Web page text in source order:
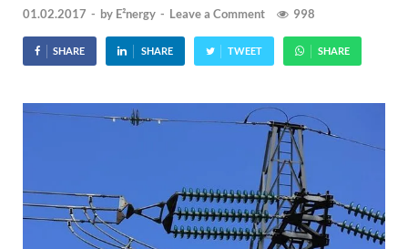
01.02.2017 - by E²nergy - Leave a Comment 998
SHARE SHARE TWEET SHARE